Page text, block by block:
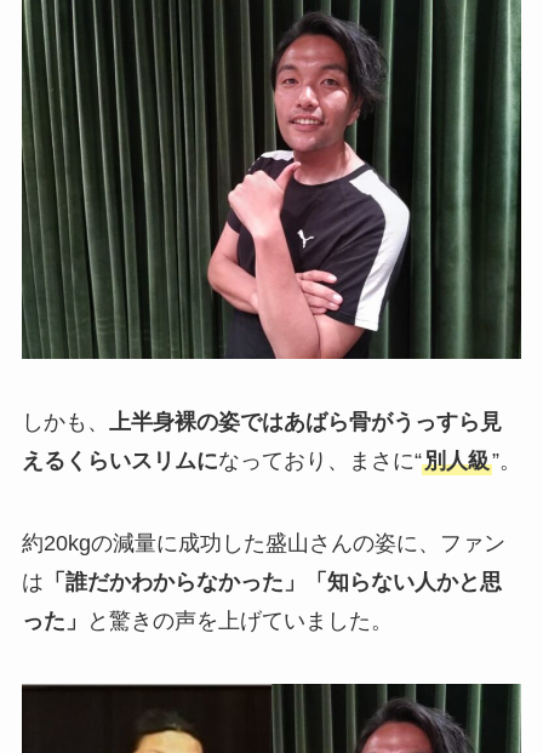
しかも、 上半身裸の姿ではあばら骨がうっすら見
えるくらいスリムになっており、まさに“別人級”。
約20kgの減量に成功した盛山さんの姿に、ファン
は 「誰だかわからなかった」「知らない人かと思
った」
と驚きの声を上げていました。